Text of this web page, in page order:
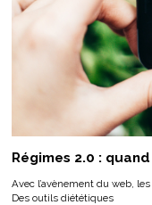
Régimes 2.0 :
Avec l’avènement du web,
Des outils diététiques